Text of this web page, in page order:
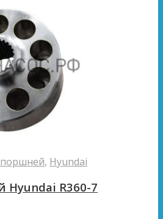
, Hyundai
Hyundai R360-7